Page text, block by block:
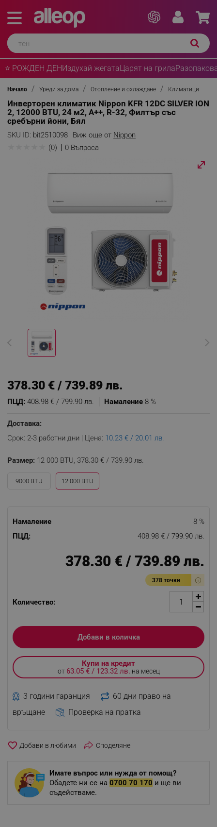
⭐ РОЖДЕН ДЕНИздухай жегатаЦарят на грила
Начало Уреди за дома Отопление и охлаждане Климатици
Инверторен климатик Nippon KFR 12DC SILVER ION
2, 12000 BTU, 24 м2, А++, R-32, Филтър със
сребърни йони, Бял
SKU ID: bit2510098 Виж още от Nippon
(0) 0 Въпроса
Намаление 8 %
ПЦД: 408.98 € / 799.90 лв.
378.30 € / 739.89 лв.
Доставка:
Срок: 2-3 работни дни | Цена: 10.23 € / 20.01 лв.
Размер: 12 000 BTU, 378.30 € / 739.90 лв.
9000 BTU 12 000 BTU
Намаление
8 %
ПЦД:
408.98 € / 799.90 лв.
378.30 € / 739.89 лв.
378 точки
Количество:
Добави в количка
Купи на кредит
от 63.05 € / 123.32 лв. на месец
3 години гаранция
60 дни право на
връщане
Проверка на пратка
favorite_border Споделяне
Имате въпрос или нужда от помощ?
Обадете ни се на 0700 70 170 и ще ви
съдействаме.